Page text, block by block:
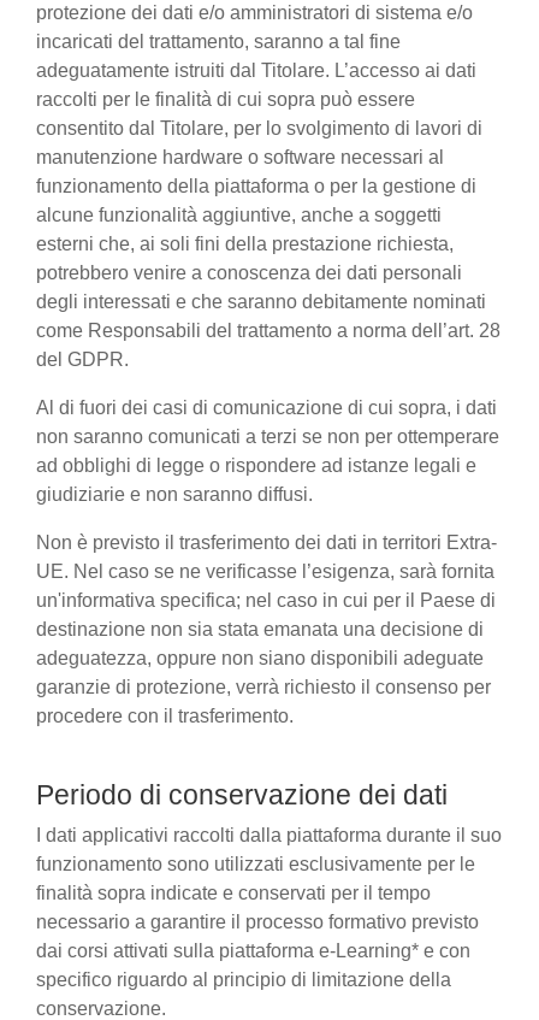
protezione dei dati e/o amministratori di sistema e/o
incaricati del trattamento, saranno a tal fine
adeguatamente istruiti dal Titolare. L’accesso ai dati
raccolti per le finalità di cui sopra può essere
consentito dal Titolare, per lo svolgimento di lavori di
manutenzione hardware o software necessari al
funzionamento della piattaforma o per la gestione di
alcune funzionalità aggiuntive, anche a soggetti
esterni che, ai soli fini della prestazione richiesta,
potrebbero venire a conoscenza dei dati personali
degli interessati e che saranno debitamente nominati
come Responsabili del trattamento a norma dell’art. 28
del GDPR.
Al di fuori dei casi di comunicazione di cui sopra, i dati
non saranno comunicati a terzi se non per ottemperare
ad obblighi di legge o rispondere ad istanze legali e
giudiziarie e non saranno diffusi.
Non è previsto il trasferimento dei dati in territori Extra-
UE. Nel caso se ne verificasse l’esigenza, sarà fornita
un'informativa specifica; nel caso in cui per il Paese di
destinazione non sia stata emanata una decisione di
adeguatezza, oppure non siano disponibili adeguate
garanzie di protezione, verrà richiesto il consenso per
procedere con il trasferimento.
Periodo di conservazione dei dati
I dati applicativi raccolti dalla piattaforma durante il suo
funzionamento sono utilizzati esclusivamente per le
finalità sopra indicate e conservati per il tempo
necessario a garantire il processo formativo previsto
dai corsi attivati sulla piattaforma e-Learning* e con
specifico riguardo al principio di limitazione della
conservazione.